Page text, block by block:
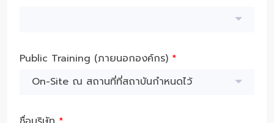
Public Training (ภายนอกองค์กร) *
On-Site ณ สถานที่ที่สถาบันกำหนดไว้